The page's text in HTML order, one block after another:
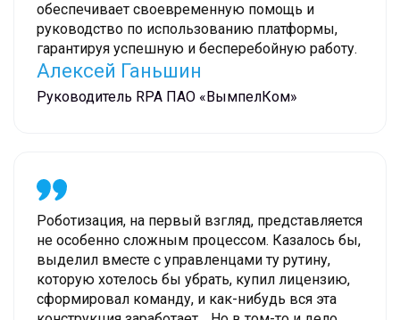
обеспечивает своевременную помощь и
руководство по использованию платформы,
гарантируя успешную и бесперебойную работу.
Алексей Ганьшин
Руководитель RPA ПАО «ВымпелКом»
Роботизация, на первый взгляд, представляется
не особенно сложным процессом. Казалось бы,
выделил вместе с управленцами ту рутину,
которую хотелось бы убрать, купил лицензию,
сформировал команду, и как-нибудь вся эта